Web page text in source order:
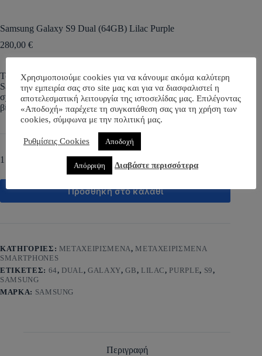
Samsung Galaxy S9 Dual (64GB) Lilac Purple
280,00 €
Το S9 έρχεται με το σύστημα φωτογραφικής μηχανής της
Samsung με δύο διαφράγματα. Ένα σύστημα που έχει
σχεδιαστεί για να παρέχει βελτιωμένη λήψη εικόνας και
βίντεο σε συνθήκες χαμηλού φωτισμού και φωτεινότητας.
1 σε απόθεμα
Προσθήκη στο καλάθι
ΚΑΤΗΓΟΡΊΕΣ: ΜΕΤΑΧΕΙΡΙΣΜΕΝΑ, ΜΕΤΑΧΕΙΡΙΣΜΕΝΑ
SMARTPHONES
ΕΤΙΚΈΤΕΣ: 64, DUAL,GALAXY,GB, LILAC, PURPLE, S9,
SAMSUNG
ΜΆΡΚΑ: SAMSUNG
Περιγραφή
Χρησιμοποιούμε cookies για να κάνουμε ακόμα καλύτερη
την εμπειρία σας στο site μας και για να διασφαλιστεί η
αποτελεσματική λειτουργία της ιστοσελίδας μας. Επιλέγοντας
«Αποδοχή» παρέχετε τη συγκατάθεση σας για τη χρήση των
cookies, σύμφωνα με την πολιτική μας.
Ρυθμίσεις Cookies Αποδοχή
Απόρριψη Διαβάστε περισσότερα